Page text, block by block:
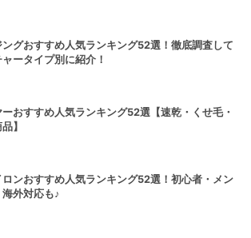
ングおすすめ人気ランキング52選！徹底調査して
ータイプ別に紹介！
ーおすすめ人気ランキング52選【速乾・くせ毛・
】
ンおすすめ人気ランキング52選！初心者・メン
外対応も♪